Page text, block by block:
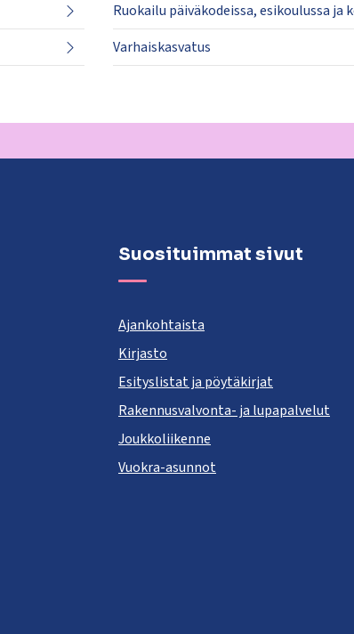
Ruokailu päiväkodeissa, esikoulussa ja
Varhaiskasvatus
Suosituimmat sivut
Ajankohtaista
Kirjasto
Esityslistat ja pöytäkirjat
Rakennusvalvonta- ja lupapalvelut
Joukkoliikenne
Vuokra-asunnot